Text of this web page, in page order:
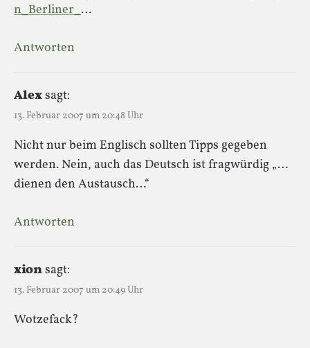
n_Berliner_…
Antworten
Alexsagt:
13. Februar 2007 um 20:48 Uhr
Nicht nur beim Englisch sollten Tipps gegeben
werden. Nein, auch das Deutsch ist fragwürdig „…
dienen den Austausch…“
Antworten
xionsagt:
13. Februar 2007 um 20:49 Uhr
Wotzefack?